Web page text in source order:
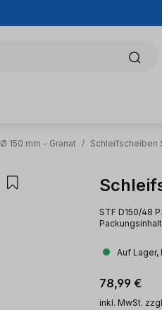
Ø 150 mm - Granat / Schleifscheiben
STF D150/48
Auf Lager,
Regulärer
78,99 €
inkl. MwSt.